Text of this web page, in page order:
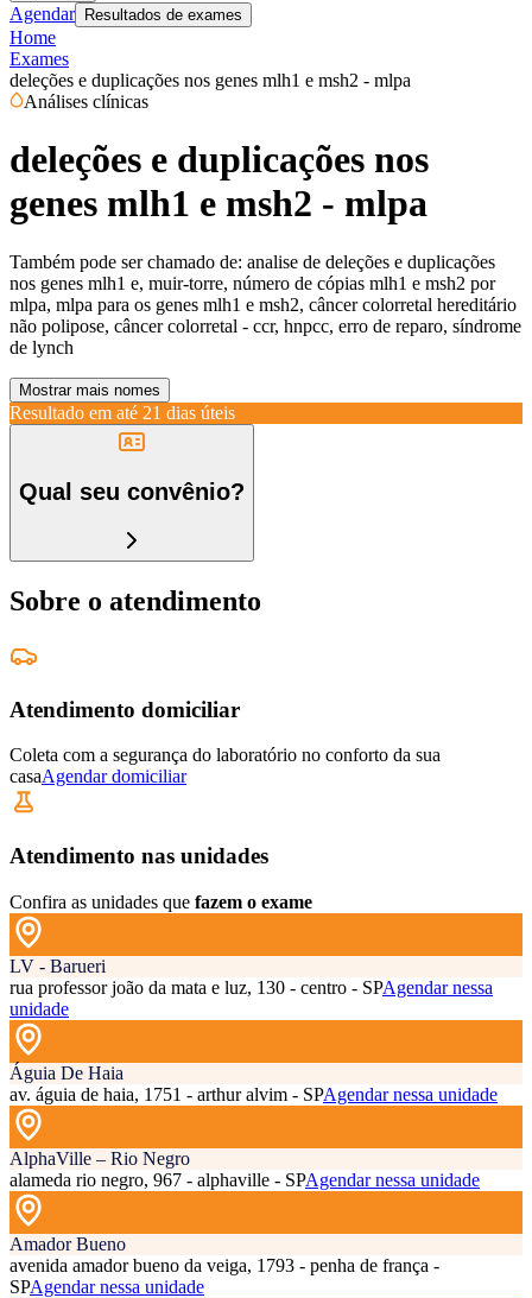
Agendar Resultados de exames
Home
Exames
deleções e duplicações nos genes mlh1 e msh2 - mlpa
Análises clínicas
deleções e duplicações nos
genes mlh1 e msh2 - mlpa
Também pode ser chamado de: analise de deleções e duplicações
nos genes mlh1 e, muir-torre, número de cópias mlh1 e msh2 por
mlpa, mlpa para os genes mlh1 e msh2, câncer colorretal hereditário
não polipose, câncer colorretal - ccr, hnpcc, erro de reparo, síndrome
de lynch
Mostrar mais nomes
Resultado em até 21 dias úteis
Qual seu convênio?
Sobre o atendimento
Atendimento domiciliar
Coleta com a segurança do laboratório no conforto da sua
casaAgendar domiciliar
Atendimento nas unidades
Confira as unidades que fazem o exame
LV - Barueri
rua professor joão da mata e luz, 130 - centro - SPAgendar nessa
unidade
Águia De Haia
av. águia de haia, 1751 - arthur alvim - SPAgendar nessa unidade
AlphaVille – Rio Negro
alameda rio negro, 967 - alphaville - SPAgendar nessa unidade
Amador Bueno
avenida amador bueno da veiga, 1793 - penha de frança -
SPAgendar nessa unidade